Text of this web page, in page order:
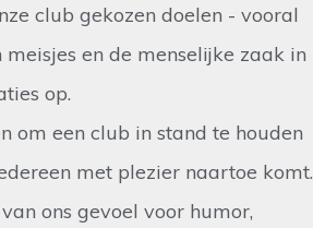
club gekozen doelen - vooral
en de menselijke zaak in
op.
om een club in stand te houden
met plezier naartoe komt.
ons gevoel voor humor,